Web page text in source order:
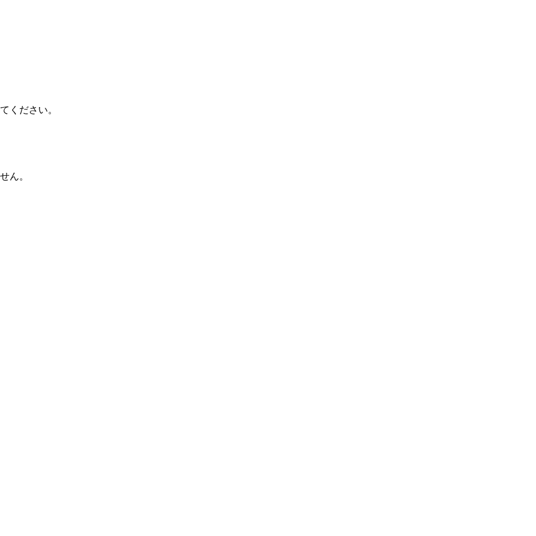
ください。
ん。